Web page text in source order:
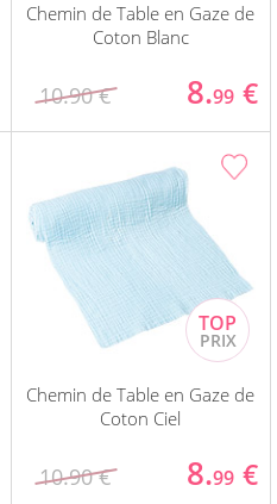
Chemin de Table en Gaze de
Coton Blanc
10.90 € 8.99 €
Chemin de Table en Gaze de
Coton Ciel
10.90 € 8.99 €